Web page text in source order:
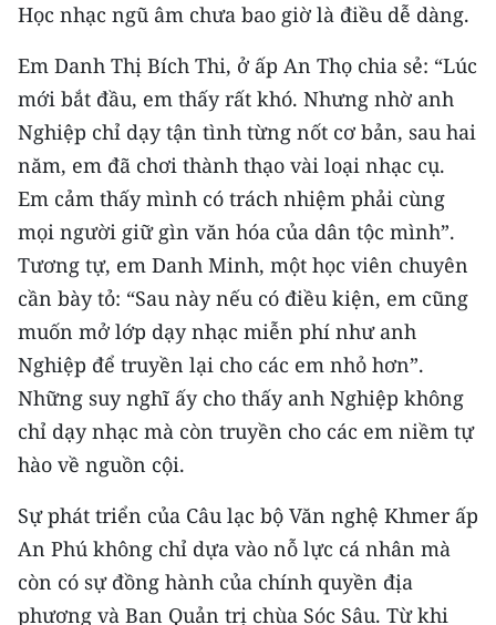
Đồng bằng sông Cửu Long
Chuyên trang Hà Nội
Chuyên trang TP. Hồ Chí Minh
CHUYÊN ĐỀ
CÁC CHUYÊN TRANG
VỀ BÁO NHÂN DÂN
THỜI NAY
NHÂN DÂN CUỐI TUẦN
NHÂN DÂN HẰNG THÁNG
MUA BÁO
Học nhạc ngũ âm chưa bao giờ là điều dễ dàng.
Em Danh Thị Bích Thi, ở ấp An Thọ chia sẻ: “Lúc
mới bắt đầu, em thấy rất khó. Nhưng nhờ anh
Nghiệp chỉ dạy tận tình từng nốt cơ bản, sau hai
năm, em đã chơi thành thạo vài loại nhạc cụ.
Em cảm thấy mình có trách nhiệm phải cùng
mọi người giữ gìn văn hóa của dân tộc mình”.
Tương tự, em Danh Minh, một học viên chuyên
cần bày tỏ: “Sau này nếu có điều kiện, em cũng
muốn mở lớp dạy nhạc miễn phí như anh
Nghiệp để truyền lại cho các em nhỏ hơn”.
Những suy nghĩ ấy cho thấy anh Nghiệp không
chỉ dạy nhạc mà còn truyền cho các em niềm tự
hào về nguồn cội.
Sự phát triển của Câu lạc bộ Văn nghệ Khmer ấp
An Phú không chỉ dựa vào nỗ lực cá nhân mà
còn có sự đồng hành của chính quyền địa
phương và Ban Quản trị chùa Sóc Sâu. Từ khi